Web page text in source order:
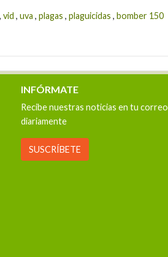
vid , uva , plagas , plaguicidas , bomber 150
INFÓRMATE
Recibe nuestras noticias en tu correo
diariamente
SUSCRÍBETE